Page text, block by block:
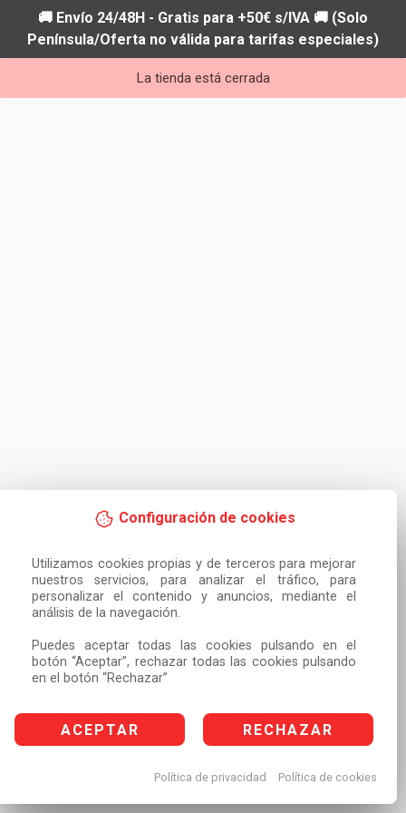
Configuración de cookies
Utilizamos cookies propias y de terceros para mejorar
nuestros servicios, para analizar el tráfico, para
personalizar el contenido y anuncios, mediante el
análisis de la navegación.
Puedes aceptar todas las cookies pulsando en el
botón “Aceptar”, rechazar todas las cookies pulsando
en el botón “Rechazar”
ACEPTAR RECHAZAR
Política de privacidad Política de cookies
🚚 Envío 24/48H - Gratis para +50€ s/IVA 🚚 (Solo
Península/Oferta no válida para tarifas especiales)
La tienda está cerrada